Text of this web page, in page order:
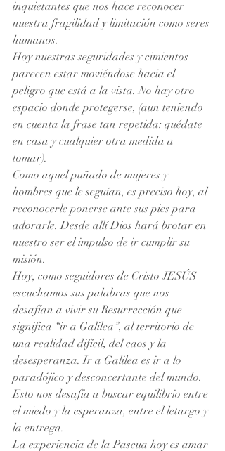
inquietantes que nos hace reconocer
nuestra fragilidad y limitación como seres
humanos.
Hoy nuestras seguridades y cimientos
parecen estar moviéndose hacia el
peligro que está a la vista. No hay otro
espacio donde protegerse, (aun teniendo
en cuenta la frase tan repetida: quédate
en casa y cualquier otra medida a
tomar).
Como aquel puñado de mujeres y
hombres que le seguían, es preciso hoy, al
reconocerle ponerse ante sus pies para
adorarle. Desde allí Dios hará brotar en
nuestro ser el impulso de ir cumplir su
misión.
Hoy, como seguidores de Cristo JESÚS
escuchamos sus palabras que nos
desafían a vivir su Resurrección que
significa “ir a Galilea”, al territorio de
una realidad difícil, del caos y la
desesperanza. Ir a Galilea es ir a lo
paradójico y desconcertante del mundo.
Esto nos desafía a buscar equilibrio entre
el miedo y la esperanza, entre el letargo y
la entrega.
La experiencia de la Pascua hoy es amar